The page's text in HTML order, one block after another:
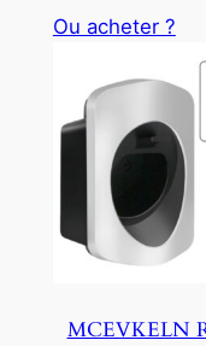
Ou acheter ?
MCEVKELN